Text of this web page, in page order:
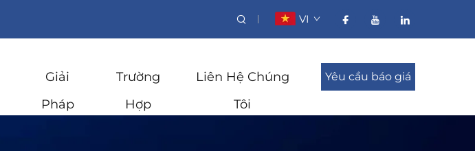
VI
Giải
Pháp
Trường
Hợp
Liên Hệ Chúng
Tôi
Yêu cầu báo giá